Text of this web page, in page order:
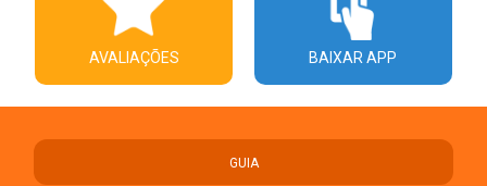
AVALIAÇÕES BAIXAR APP
GUIA